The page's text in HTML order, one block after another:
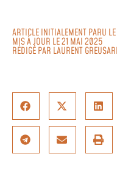
ARTICLE INITIALEMENT PARU
MIS À JOUR LE 21 MAI 2025
RÉDIGÉ PAR LAURENT